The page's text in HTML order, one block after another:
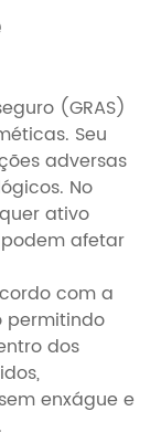
(GRAS)
Seu
adversas
No
ativo
afetar
com a
permitindo
dos
enxágue e